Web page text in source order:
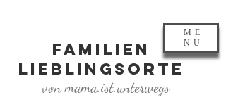
FAMILIEN
LIEBLINGSORTE
von mama.ist.unterwegs
ME
NU